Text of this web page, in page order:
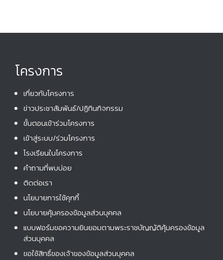
โครงการ
เกี่ยวกับโครงการ
ข่าวประชาสัมพันธ์/ปฏิทินกิจกรรม
ขั้นตอนเข้าร่วมโครงการ
เข้าสู่ระบบ/ร่วมโครงการ
โรงเรียนในโครงการ
คําถามที่พบบ่อย
ติดต่อเรา
นโยบายการใช้คุกกี้
นโยบายคุ้มครองข้อมูลส่วนบุคคล
แบบฟอร์มขอความยินยอมตามพระราชบัญญัติคุ้มครองข้อมูล
ส่วนบุคคล
ขอใช้สิทธิ์ของเจ้าของข้อมูลส่วนบุคคล